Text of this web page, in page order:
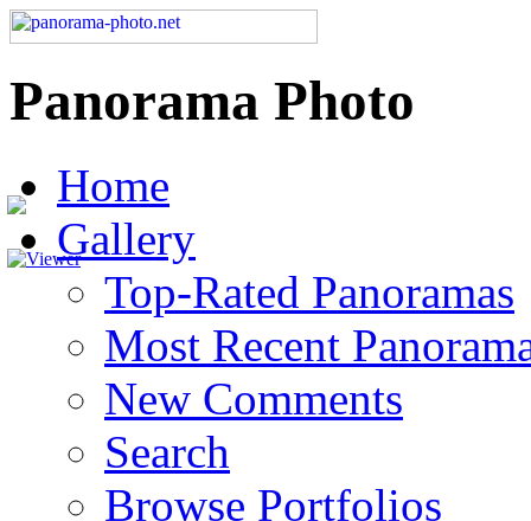
Panorama Photo
Home
Gallery
Top-Rated Panoramas
Most Recent
New Comments
Search
Browse Portfolios